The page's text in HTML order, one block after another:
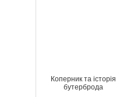
Коперник та історія
бутерброда